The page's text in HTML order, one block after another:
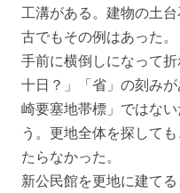
工溝がある。建物の土
古でもその例はあった。
手前に横倒しになって
十日？」「省」の刻み
崎要塞地帯標」ではな
う。更地全体を探して
たらなかった。
新公民館を更地に建て